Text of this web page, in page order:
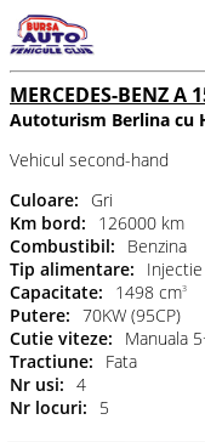
MERCEDES-BENZ A
Autoturism Berlina cu
Vehicul second-hand
Culoare:
Gri
Km bord:
126000 km
Combustibil:
Benzina
Tip alimentare:
Injectie
Capacitate:
1498 cm3
Putere: 70KW (95CP)
Cutie viteze:
Manuala
Tractiune:
Fata
Nr usi: 4
Nr locuri:
5